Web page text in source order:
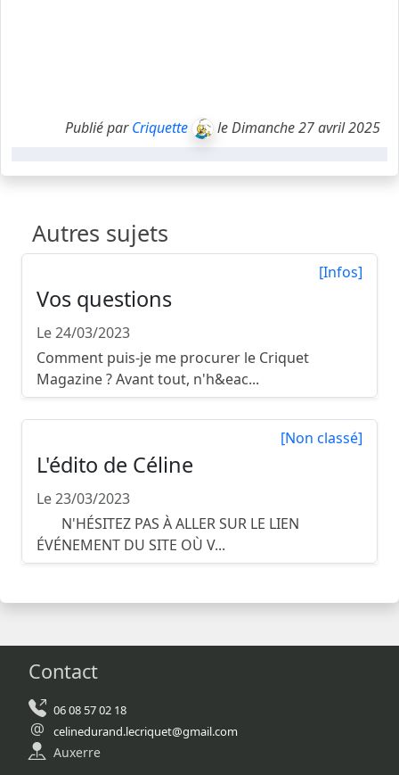
Publié parCriquette le Dimanche 27 avril 2025
Autres sujets
[Infos]
Vos questions
Le 24/03/2023
Comment puis-je me procurer le Criquet
Magazine ? Avant tout, n'h&eac...
[Non classé]
L'édito de Céline
Le 23/03/2023
N'HÉSITEZ PAS À ALLER SUR LE LIEN
ÉVÉNEMENT DU SITE OÙ V...
Contact
06 08 57 02 18
celinedurand.lecriquet@gmail.com
Auxerre